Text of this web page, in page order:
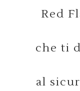
Red
che ti
al